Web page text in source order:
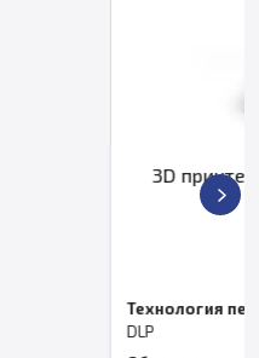
3D Systems Figure 4